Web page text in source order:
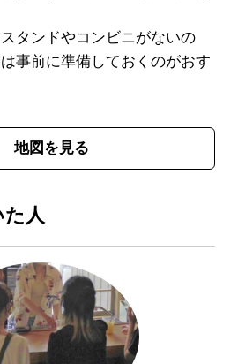
タンドやコンビニがないの
事前に準備しておくのがおす
地図を見る
た人